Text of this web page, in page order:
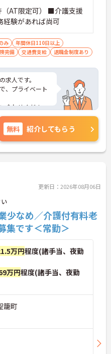
AT限定可） ■介護支援
験があれば尚可
み
年間休日110日以上
完備 交通費支給 退職金制度あり
求人です。
、プライベート
合わせくださ
無料 紹介してもらう
更新日：2026年08月06日
少なめ／介護付有料老
集です＜常勤＞
万円程度(諸手当、夜勤
万円程度(諸手当、夜勤
籠町